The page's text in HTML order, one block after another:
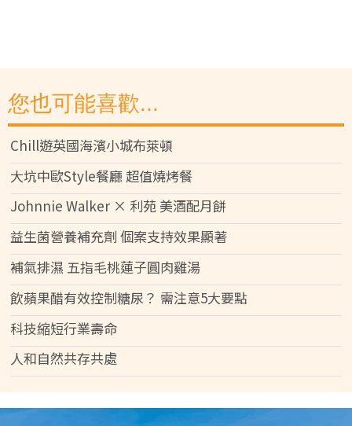
您也可能喜歡...
Chill遊英國海濱小城布萊頓
大坑中歐Style餐廳 超值燒烤餐
Johnnie Walker × 利苑 美酒配月餅
益生菌營養補充劑 個案支持效果顯著
補氣排濕 五指毛桃蓮子圓肉雞湯
飲蘋果醋有效控制糖尿？ 需注意5大要點
科技縮短行業壽命
人和自然共存共處